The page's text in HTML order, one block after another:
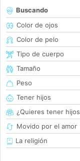
Buscando
Color de ojos
Color de pelo
Tipo de cuerpo
Tamaño
Peso
Tener hijos
¿Quieres tener hijos
Movido por el amor
La religión